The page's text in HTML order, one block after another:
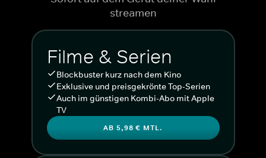
streamen
Filme & Serien
Blockbuster kurz nach dem Kino
Exklusive und preisgekrönte Top-Serien
Auch im günstigen Kombi-Abo mit Apple
TV
AB 5,98 € MTL.